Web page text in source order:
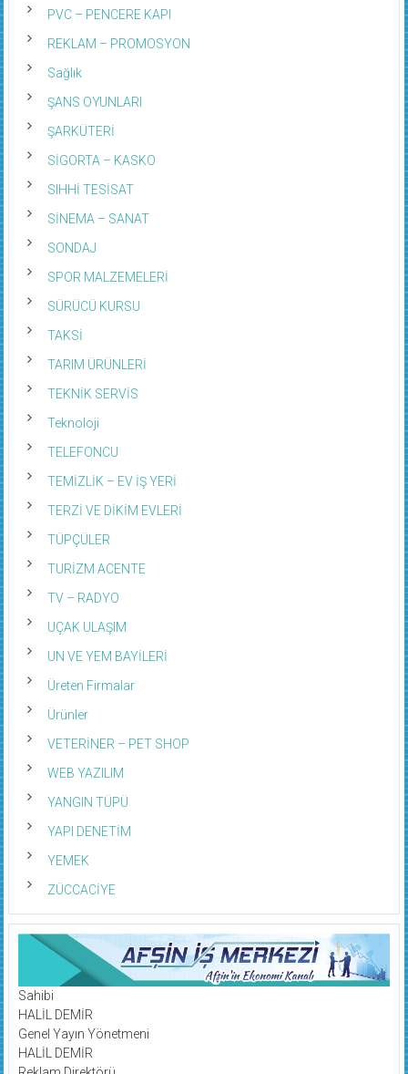
PVC – PENCERE KAPI
REKLAM – PROMOSYON
Sağlık
ŞANS OYUNLARI
ŞARKÜTERİ
SİGORTA – KASKO
SIHHİ TESİSAT
SİNEMA – SANAT
SONDAJ
SPOR MALZEMELERİ
SÜRÜCÜ KURSU
TAKSİ
TARIM ÜRÜNLERİ
TEKNİK SERVİS
Teknoloji
TELEFONCU
TEMİZLİK – EV İŞ YERİ
TERZİ VE DİKİM EVLERİ
TÜPÇÜLER
TURİZM ACENTE
TV – RADYO
UÇAK ULAŞIM
UN VE YEM BAYİLERİ
Üreten Firmalar
Ürünler
VETERİNER – PET SHOP
WEB YAZILIM
YANGIN TÜPÜ
YAPI DENETİM
YEMEK
ZÜCCACİYE
Sahibi
HALİL DEMİR
Genel Yayın Yönetmeni
HALİL DEMİR